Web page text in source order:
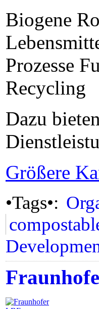
Biogene
Prozesse
Recycling
Dazu
Größere
•Tags•: